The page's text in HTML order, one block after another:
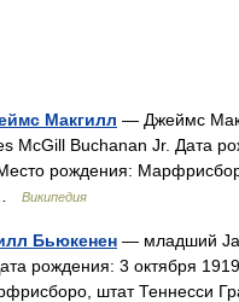
Макгилл — Джеймс
McGill Buchanan Jr. Дата
рождения:
Википедия
Бьюкенен — младший
рождения: 3 октября
штат Теннесси